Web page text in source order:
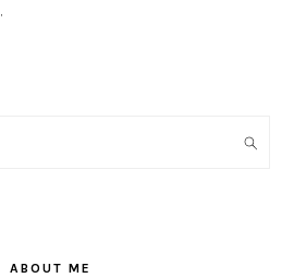
,
ABOUT ME